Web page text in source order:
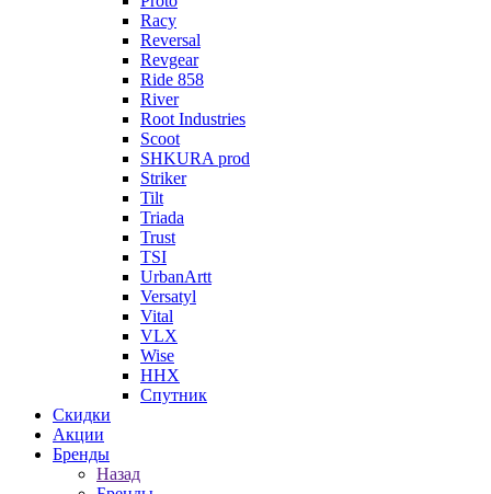
Racy
Reversal
Revgear
Ride 858
River
Root Industries
Scoot
SHKURA рrоd
Striker
Tilt
Triada
Trust
TSI
UrbanArtt
Versatyl
Vital
VLX
Wise
ННХ
Спутник
Скидки
Акции
Бренды
Назад